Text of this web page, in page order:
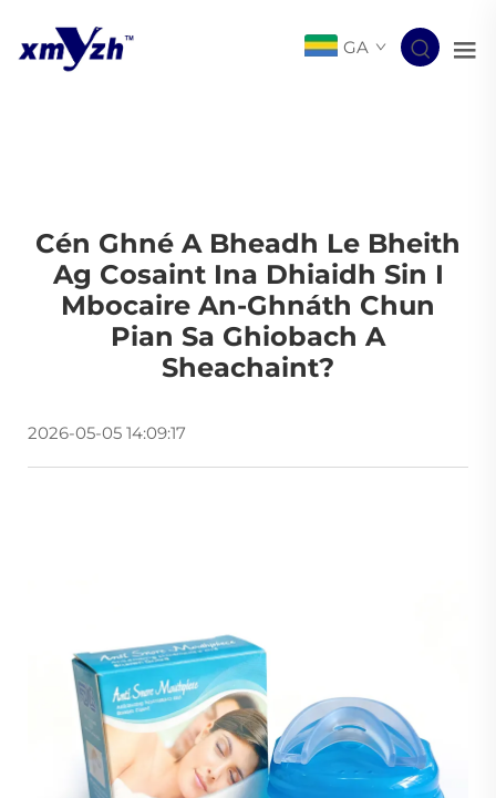
GA
Cén Ghné A Bheadh Le Bheith
Ag Cosaint Ina Dhiaidh Sin I
Mbocaire An-Ghnáth Chun
Pian Sa Ghiobach A
Sheachaint?
2026-05-05 14:09:17